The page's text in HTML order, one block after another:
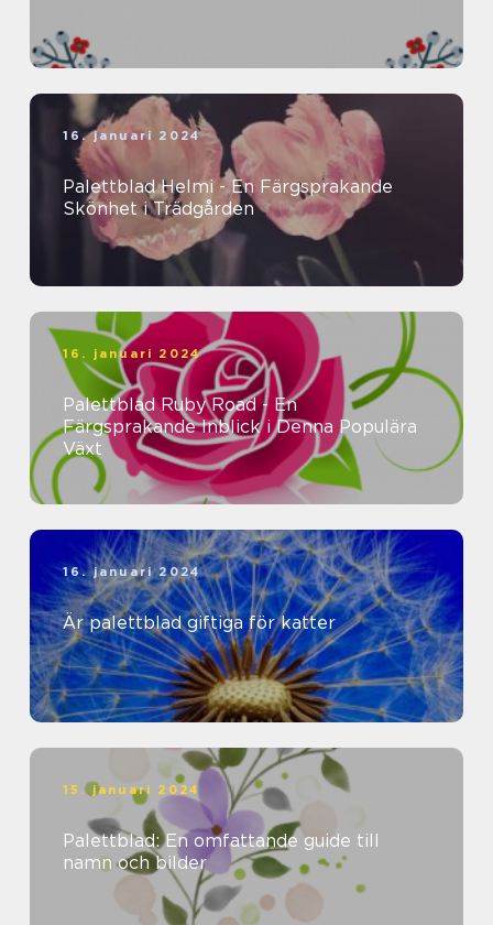
16. januari 2024
Palettblad Helmi - En Färgsprakande
Skönhet i Trädgården
16. januari 2024
Palettblad Ruby Road - En
Färgsprakande Inblick i Denna Populära
Växt
16. januari 2024
Är palettblad giftiga för katter
15. januari 2024
Palettblad: En omfattande guide till
namn och bilder